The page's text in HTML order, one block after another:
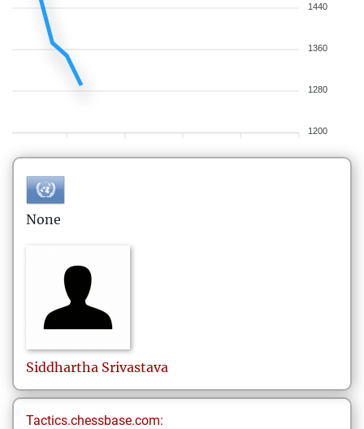
1440
1360
1280
1200
None
Siddhartha Srivastava
Tactics.chessbase.com: